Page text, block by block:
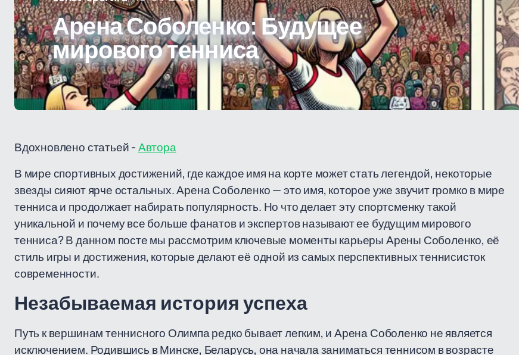
Арена Соболенко: Будущее
мирового тенниса
Вдохновлено статьей -Автора
В мире спортивных достижений, где каждое имя на корте может стать легендой, некоторые
звезды сияют ярче остальных. Арена Соболенко — это имя, которое уже звучит громко в мире
тенниса и продолжает набирать популярность. Но что делает эту спортсменку такой
уникальной и почему все больше фанатов и экспертов называют ее будущим мирового
тенниса? В данном посте мы рассмотрим ключевые моменты карьеры Арены Соболенко, её
стиль игры и достижения, которые делают её одной из самых перспективных теннисисток
современности.
Незабываемая история успеха
Путь к вершинам теннисного Олимпа редко бывает легким, и Арена Соболенко не является
исключением. Родившись в Минске, Беларусь, она начала заниматься теннисом в возрасте